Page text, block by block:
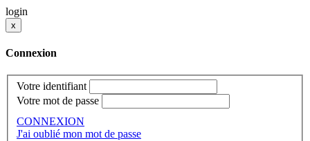
login
x
Connexion
Votre identifiant
Votre mot de passe
CONNEXION
J'ai oublié mon mot de passe